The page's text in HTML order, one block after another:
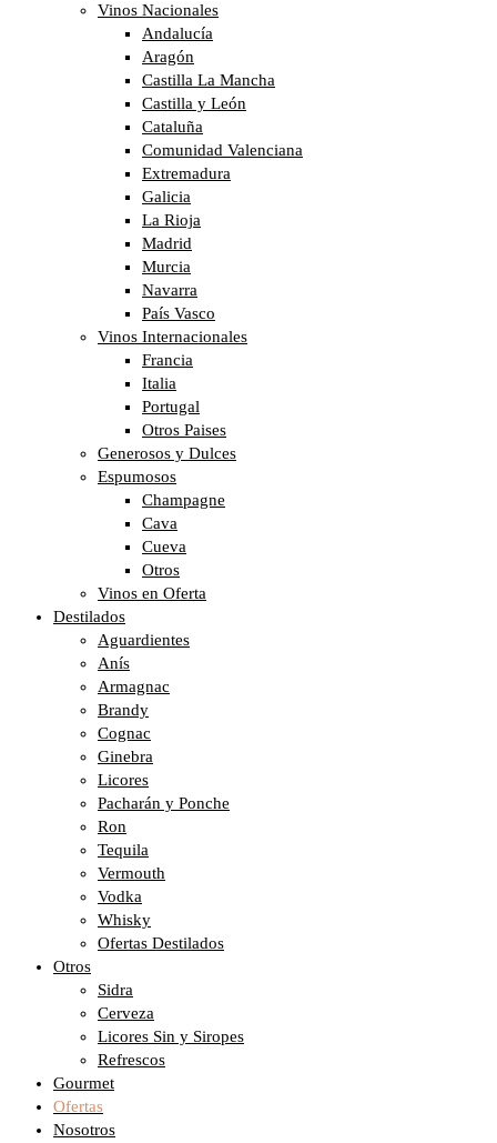
Vinos Nacionales
Andalucía
Aragón
Castilla La Mancha
Castilla y León
Cataluña
Comunidad Valenciana
Extremadura
Galicia
La Rioja
Madrid
Murcia
Navarra
País Vasco
Vinos Internacionales
Francia
Italia
Portugal
Otros Paises
Generosos y Dulces
Espumosos
Champagne
Cava
Cueva
Otros
Vinos en Oferta
Destilados
Aguardientes
Anís
Armagnac
Brandy
Cognac
Ginebra
Licores
Pacharán y Ponche
Ron
Tequila
Vermouth
Vodka
Whisky
Ofertas Destilados
Otros
Sidra
Cerveza
Licores Sin y Siropes
Refrescos
Gourmet
Ofertas
Nosotros